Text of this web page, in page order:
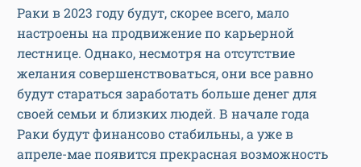
Раки в 2023 году будут, скорее всего, мало
настроены на продвижение по карьерной
лестнице. Однако, несмотря на отсутствие
желания совершенствоваться, они все равно
будут стараться заработать больше денег для
своей семьи и близких людей. В начале года
Раки будут финансово стабильны, а уже в
апреле-мае появится прекрасная возможность